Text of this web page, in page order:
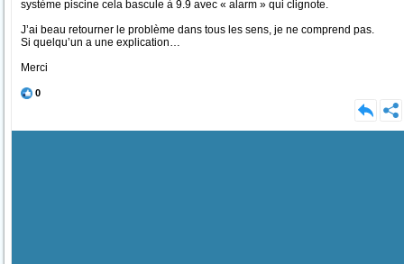
système piscine cela bascule à 9.9 avec « alarm » qui clignote.
J’ai beau retourner le problème dans tous les sens, je ne comprend pas.
Si quelqu’un a une explication…
Merci
0